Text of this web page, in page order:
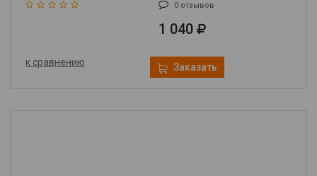
0 отзывов
1 040
к сравнению Заказать